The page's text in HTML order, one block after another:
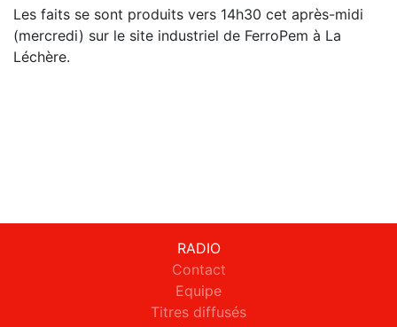
Les faits se sont produits vers 14h30 cet après-midi
(mercredi) sur le site industriel de FerroPem à La
Léchère.
RADIO
Contact
Equipe
Titres diffusés